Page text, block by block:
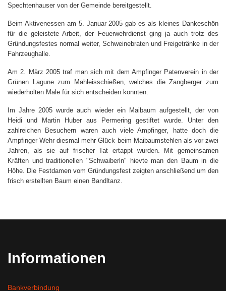
Spechtenhauser von der Gemeinde bereitgestellt.
Beim Aktivenessen am 5. Januar 2005 gab es als kleines Dankeschön
für die geleistete Arbeit, der Feuerwehrdienst ging ja auch trotz des
Gründungsfestes normal weiter, Schweinebraten und Freigetränke in der
Fahrzeughalle.
Am 2. März 2005 traf man sich mit dem Ampfinger Patenverein in der
Grünen Lagune zum Mahleisschießen, welches die Zangberger zum
wiederholten Male für sich entscheiden konnten.
Im Jahre 2005 wurde auch wieder ein Maibaum aufgestellt, der von
Heidi und Martin Huber aus Permering gestiftet wurde. Unter den
zahlreichen Besuchern waren auch viele Ampfinger, hatte doch die
Ampfinger Wehr diesmal mehr Glück beim Maibaumstehlen als vor zwei
Jahren, als sie auf frischer Tat ertappt wurden. Mit gemeinsamen
Kräften und traditionellen "Schwaiberln" hievte man den Baum in die
Höhe. Die Festdamen vom Gründungsfest zeigten anschließend um den
frisch erstellten Baum einen Bandltanz.
Informationen
Bankverbindung